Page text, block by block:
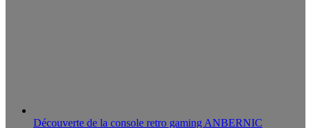
Découverte de la console retro gaming ANBERNIC